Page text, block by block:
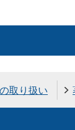
取り扱い